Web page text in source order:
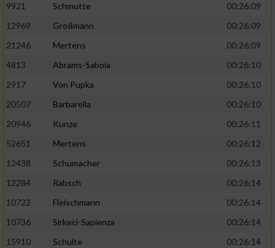
9921
Schmutte
00:26:09
12969
Großmann
00:26:09
21246
Mertens
00:26:09
4813
Abrams-Saboia
00:26:10
2917
Von Pupka
00:26:10
20507
Barbarella
00:26:10
20946
Kunze
00:26:11
52651
Mertens
00:26:12
12438
Schumacher
00:26:13
12284
Rabsch
00:26:14
10722
Fleischmann
00:26:14
10736
Sirkeci-Sapienza
00:26:14
15910
Schulte
00:26:14